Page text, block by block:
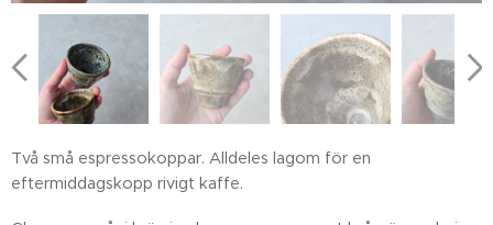
Två små espressokoppar. Alldeles lagom för en
eftermiddagskopp rivigt kaffe.